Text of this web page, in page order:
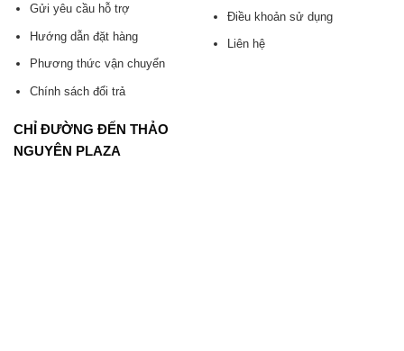
Gửi yêu cầu hỗ trợ
Hướng dẫn đặt hàng
Phương thức vận chuyển
Chính sách đổi trả
Điều khoản sử dụng
Liên hệ
CHỈ ĐƯỜNG ĐẾN THẢO
NGUYÊN PLAZA